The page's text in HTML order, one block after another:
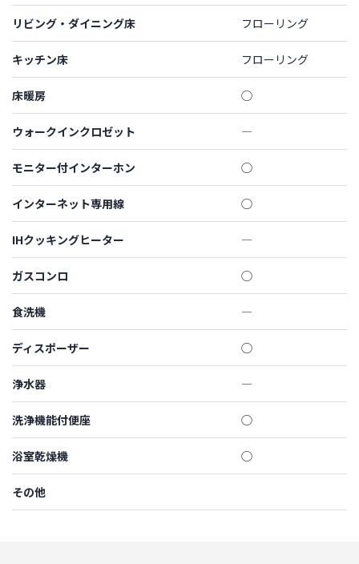
リビング・ダイニング床 フローリング
キッチン床 フローリング
床暖房 ◯
ウォークインクロゼット ―
モニター付インターホン ◯
インターネット専用線 ◯
IHクッキングヒーター ―
ガスコンロ ◯
食洗機 ―
ディスポーザー ◯
浄水器 ―
洗浄機能付便座 ◯
浴室乾燥機 ◯
その他